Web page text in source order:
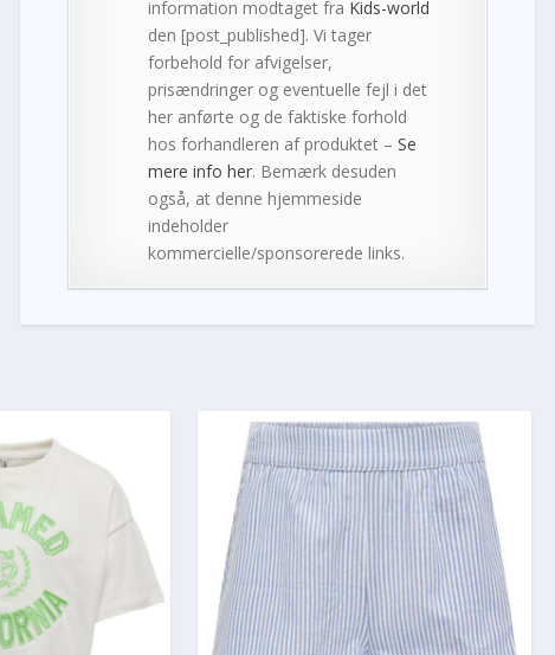
information modtaget fra Kids-world
den [post_published]. Vi tager
forbehold for afvigelser,
prisændringer og eventuelle fejl i det
her anførte og de faktiske forhold
hos forhandleren af produktet – Se
mere info her. Bemærk desuden
også, at denne hjemmeside
indeholder
kommercielle/sponsorerede links.